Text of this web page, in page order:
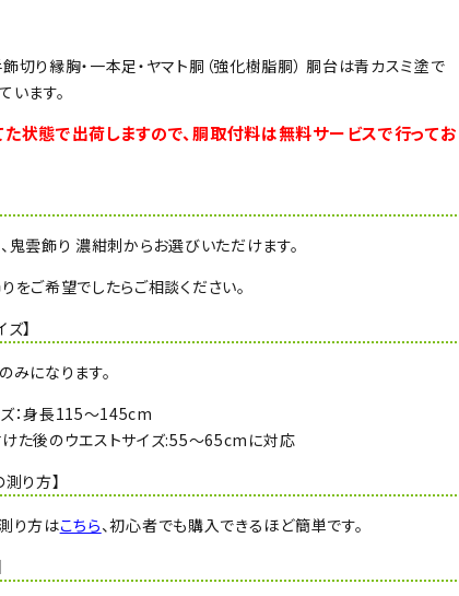
切り縁胸・一本足・ヤマト胴（強化樹脂胴） 胴台は青カスミ塗で
います。
状態で出荷しますので、胴取付料は無料サービスで行ってお
鬼雲飾り 濃紺刺からお選びいただけます。
をご希望でしたらご相談ください。
】
みになります。
：身長115～145cm
た後のウエストサイズ:55～65cmに対応
測り方】
り方はこちら、初心者でも購入できるほど簡単です。